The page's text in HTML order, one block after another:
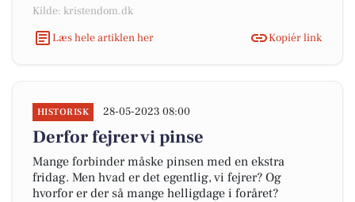
Kilde: kristendom.dk
Læs hele artiklen her
Kopiér link
HISTORISK 28-05-2023 08:00
Derfor fejrer vi pinse
Mange forbinder måske pinsen med en ekstra
fridag. Men hvad er det egentlig, vi fejrer? Og
hvorfor er der så mange helligdage i foråret?